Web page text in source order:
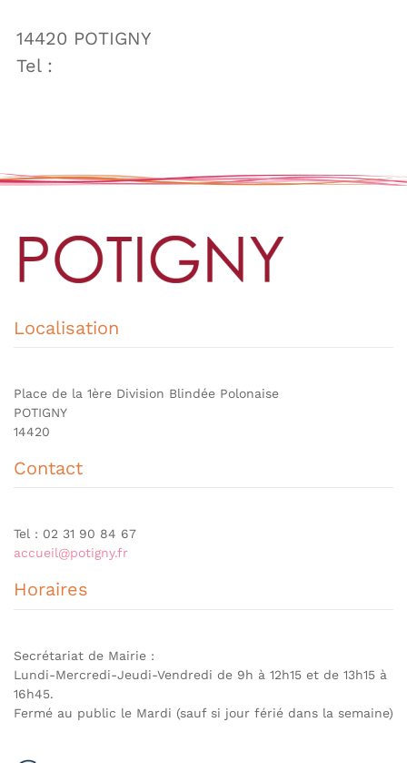
14420 POTIGNY
Tel :
Localisation
Place de la 1ère Division Blindée Polonaise
POTIGNY
14420
Contact
Tel : 02 31 90 84 67
accueil@potigny.fr
Horaires
Secrétariat de Mairie :
Lundi-Mercredi-Jeudi-Vendredi de 9h à 12h15 et de 13h15 à
16h45.
Fermé au public le Mardi (sauf si jour férié dans la semaine)